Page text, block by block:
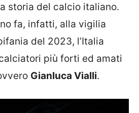
storia del calcio italiano.
fa, infatti, alla vigilia
del 2023, l’Italia
più forti ed amati
Gianluca Vialli.